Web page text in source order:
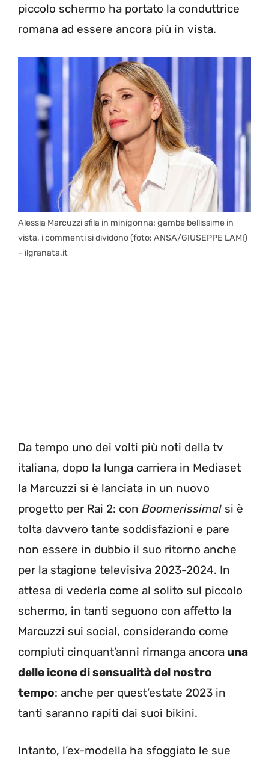
piccolo schermo ha portato la conduttrice
romana ad essere ancora più in vista.
Alessia Marcuzzi sfila in minigonna: gambe bellissime in
vista, i commenti si dividono (foto: ANSA/GIUSEPPE LAMI)
– ilgranata.it
Da tempo uno dei volti più noti della tv
italiana, dopo la lunga carriera in Mediaset
la Marcuzzi si è lanciata in un nuovo
progetto per Rai 2: con Boomerissima! si è
tolta davvero tante soddisfazioni e pare
non essere in dubbio il suo ritorno anche
per la stagione televisiva 2023-2024. In
attesa di vederla come al solito sul piccolo
schermo, in tanti seguono con affetto la
Marcuzzi sui social, considerando come
compiuti cinquant’anni rimanga ancora una
delle icone di sensualità del nostro
tempo: anche per quest’estate 2023 in
tanti saranno rapiti dai suoi bikini.
Intanto, l’ex-modella ha sfoggiato le sue